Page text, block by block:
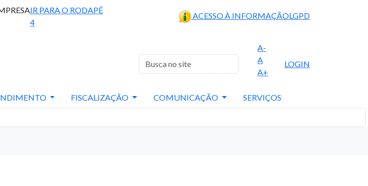
IR PARA O RODAPÉ
4
ACESSO À INFORMAÇÃOLGPD
A-
A
A+
LOGIN
FISCALIZAÇÃO COMUNICAÇÃO SERVIÇOS